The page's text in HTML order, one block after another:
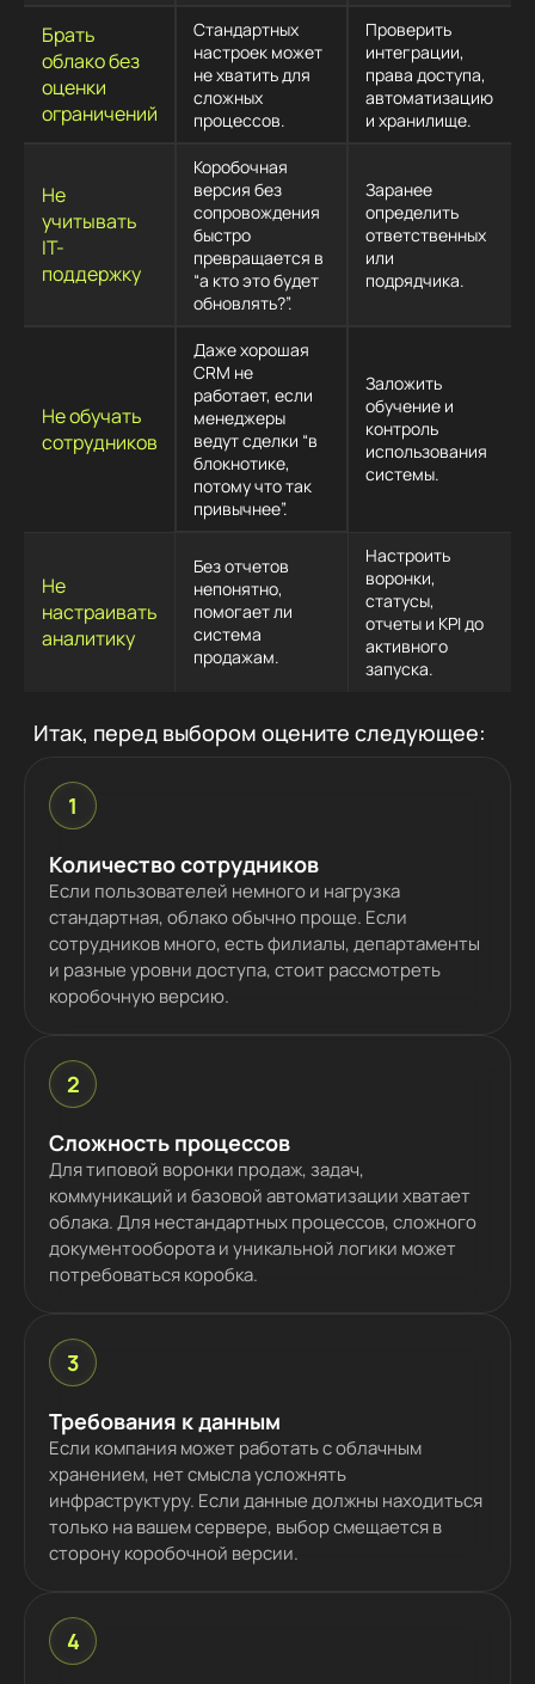
Брать
облако без
оценки
ограничений
Стандартных
настроек может
не хватить для
сложных
процессов.
Проверить
интеграции,
права доступа,
автоматизацию
и хранилище.
Не
учитывать
IT-
поддержку
Коробочная
версия без
сопровождения
быстро
превращается в
“а кто это будет
обновлять?”.
Заранее
определить
ответственных
или
подрядчика.
Не обучать
сотрудников
Даже хорошая
CRM не
работает, если
менеджеры
ведут сделки “в
блокнотике,
потому что так
привычнее”.
Заложить
обучение и
контроль
использования
системы.
Не
настраивать
аналитику
Без отчетов
непонятно,
помогает ли
система
продажам.
Настроить
воронки,
статусы,
отчеты и KPI до
активного
запуска.
Итак, перед выбором оцените следующее:
1
Количество сотрудников
Если пользователей немного и нагрузка
стандартная, облако обычно проще. Если
сотрудников много, есть филиалы, департаменты
и разные уровни доступа, стоит рассмотреть
коробочную версию.
2
Сложность процессов
Для типовой воронки продаж, задач,
коммуникаций и базовой автоматизации хватает
облака. Для нестандартных процессов, сложного
документооборота и уникальной логики может
потребоваться коробка.
3
Требования к данным
Если компания может работать с облачным
хранением, нет смысла усложнять
инфраструктуру. Если данные должны находиться
только на вашем сервере, выбор смещается в
сторону коробочной версии.
4